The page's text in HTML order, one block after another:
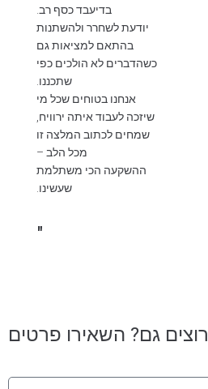
בדיעבד כסף רב.
יודעת לשחרר ולהשתנות
בהתאם למציאות גם
כשהדברים לא הולכים כפי
שתכננו.
אנחנו בטוחים שכל מי
שיזכה לעבוד איתה ירוויח,
שמחים לכתוב המלצה זו
מכל הלב –
ההשקעה הכי משתלמת
שעשינו.
"
רוצים גם? השאירו פרטים